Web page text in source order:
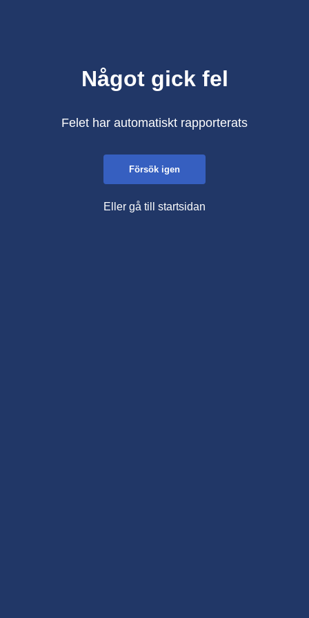
Något gick fel
Felet har automatiskt rapporterats
Försök igen
Eller gå till startsidan